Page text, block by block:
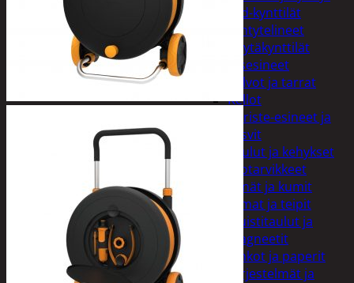
Led-kynttilät
Lyhtytelineet
Pöytäkynttilät
Sisustusesineet
Kalvot ja tarrat
Kellot
Koriste-esineet ja
kasvit
Taulut ja kehykset
Toimistotarvikkeet
Kynät ja kumit
Liimat ja teipit
Muistitaulut ja
magneetit
Vihkot ja paperit
Turvajärjestelmät ja